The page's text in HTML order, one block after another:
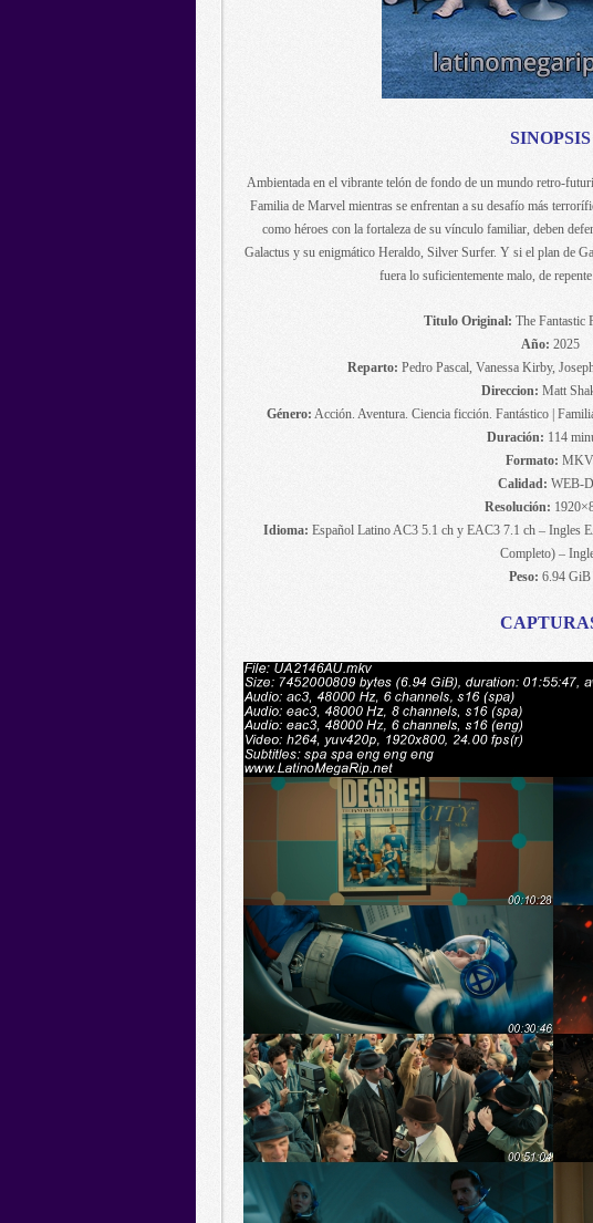
SINOPSIS
Ambientada en el vibrante telón de fondo de un mundo retro-
Familia de Marvel mientras se enfrentan a su desafío más
como héroes con la fortaleza de su vínculo familiar, deben
Galactus y su enigmático Heraldo, Silver Surfer. Y si el plan de
fuera lo suficientemente malo, de
Titulo Original: The Fantastic
Año: 2025
Reparto: Pedro Pascal, Vanessa Kirby,
Direccion: Matt
Género: Acción. Aventura. Ciencia ficción. Fantástico |
Duración: 114
Formato: MKV
Calidad: WEB-
Resolución:
Idioma: Español Latino AC3 5.1 ch y EAC3 7.1 ch – Ingles
Completo) –
Peso: 6.94 GiB